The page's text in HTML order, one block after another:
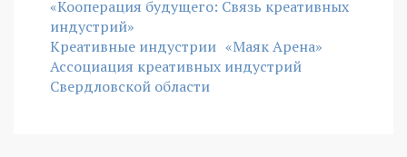
«Кооперация будущего: Связь креативных
индустрий»
Креативные индустрии «Маяк Арена»
Ассоциация креативных индустрий
Свердловской области